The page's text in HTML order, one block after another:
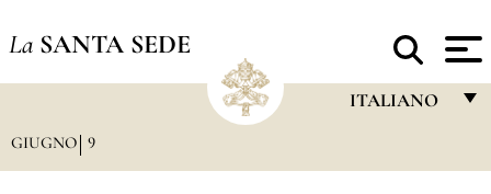
La SANTA SEDE
ITALIANO
GIUGNO 9